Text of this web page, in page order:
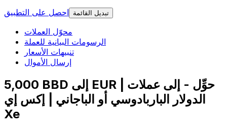
احصل على التطبيق
تبديل القائمة
محوّل العملات
الرسومات البيانية للعملة
تنبيهات الأسعار
إرسال الأموال
5,000 BBD إلى EUR | حوِّل - إلى عملات
الدولار الباربادوسي أو الباجاني | إكس إي
Xe